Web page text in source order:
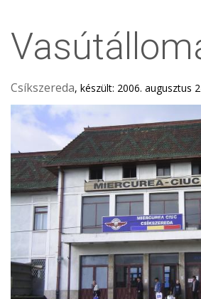
Csíkszereda, készült: 2006. augusztus